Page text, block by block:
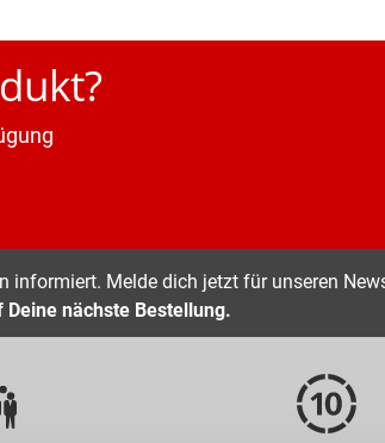
informiert. Melde dich jetzt für unseren
Deine nächste Bestellung.